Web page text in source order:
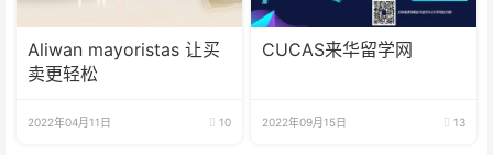
Aliwan mayoristas 让买
卖更轻松
2022年04月11日 10
CUCAS来华留学网
2022年09月15日 13